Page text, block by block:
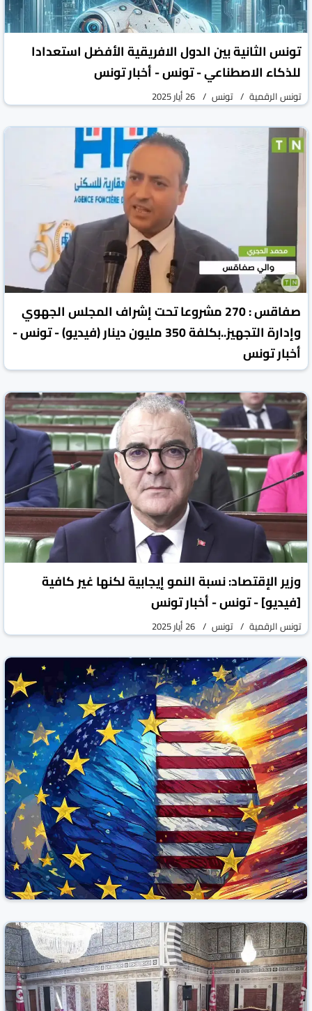
تونس الثانية بين الدول الافريقية الأفضل استعدادا
للذكاء الاصطناعي - تونس - أخبار تونس
تونس الرقمية تونس 26 أيار 2025
صفاقس : 270 مشروعا تحت إشراف المجلس الجهوي
وإدارة التجهيز..بكلفة 350 مليون دينار (فيديو) - تونس -
أخبار تونس
وزير الإقتصاد: نسبة النمو إيجابية لكنها غير كافية
[فيديو] - تونس - أخبار تونس
تونس الرقمية تونس 26 أيار 2025
الولايات المتحدة – الاتحاد الأوروبي: ترامب يمدّد الهدنة
الجمركية حتى 9 جويلية - تونس - أخبار تونس
تونس الرقمية تونس 26 أيار 2025